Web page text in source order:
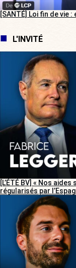
[SANTÉ] Loi fin de vie
L'INVITÉ
[L’ÉTÉ BV] « Nos
régularisés par